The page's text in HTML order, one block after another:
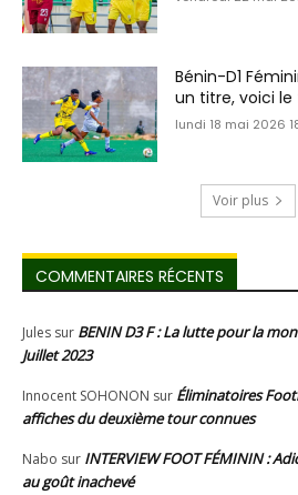
Bénin-D1
un titre, voici
lundi 18 mai 2026
Voir plus
COMMENTAIRES RÉCENTS
Jules sur BENIN D3 F : La lutte pour la
Juillet 2023
Innocent SOHONON sur Éliminatoires
affiches du deuxième tour connues
Nabo sur INTERVIEW FOOT FÉMININ :
au goût inachevé